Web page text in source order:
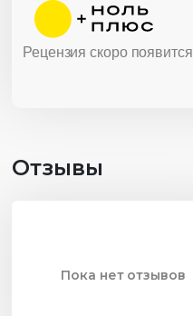
Рецензия скоро появится
Отзывы
Пока нет отзывов